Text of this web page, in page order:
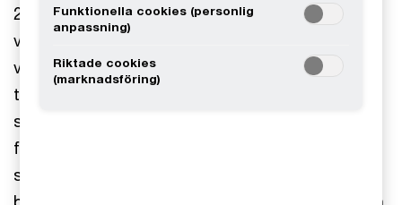
2026 är det valår och för väljarna är vården den
viktigaste frågan (se
vårdköer och kompetensbrist samt jämlik tillgång
till vård dominerar den politiska debatten. Detta
samtidigt som det sker stora och omvälvande
förändringar i omvärlden. Krig, geopolitiska
spänningar och suveräna datamoln påverkar inte
Funktionella cookies (personlig
anpassning)
Riktade cookies
(marknadsföring)